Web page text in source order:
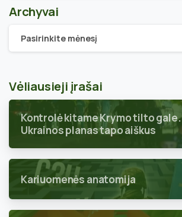
Archyvai
Archyvai
Pasirinkite mėnesį
Vėliausieji įrašai
Kontrolė kitame Krymo tilto gale.
Ukrainos planas tapo aiškus
Kariuomenės anatomija